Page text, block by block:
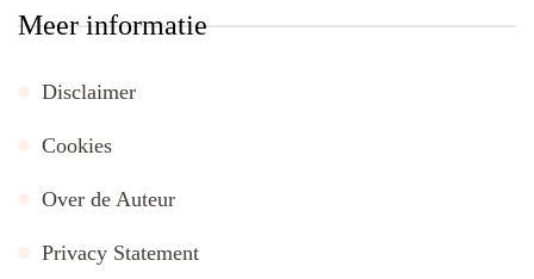
Meer informatie
Disclaimer
Cookies
Over de Auteur
Privacy Statement